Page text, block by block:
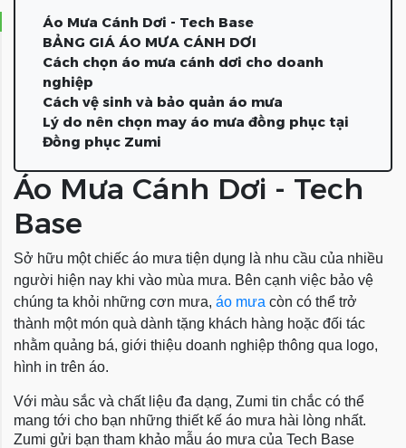
Áo Mưa Cánh Dơi - Tech Base
BẢNG GIÁ ÁO MƯA CÁNH DƠI
Cách chọn áo mưa cánh dơi cho doanh
nghiệp
Cách vệ sinh và bảo quản áo mưa
Lý do nên chọn may áo mưa đồng phục tại
Đồng phục Zumi
Áo Mưa Cánh Dơi - Tech
Base
Sở hữu một chiếc áo mưa tiện dụng là nhu cầu của nhiều
người hiện nay khi vào mùa mưa. Bên cạnh việc bảo vệ
chúng ta khỏi những cơn mưa, áo mưa còn có thể trở
thành một món quà dành tặng khách hàng hoặc đối tác
nhằm quảng bá, giới thiệu doanh nghiệp thông qua logo,
hình in trên áo.
Với màu sắc và chất liệu đa dạng, Zumi tin chắc có thể
mang tới cho bạn những thiết kế áo mưa hài lòng nhất.
Zumi gửi bạn tham khảo mẫu áo mưa của Tech Base